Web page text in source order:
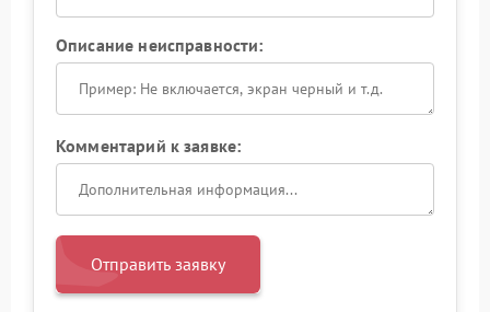
Описание неисправности:
Комментарий к заявке:
Отправить заявку